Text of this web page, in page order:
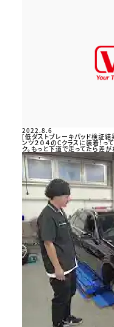
2022.8.6
[低ダストブレーキパッド検証
ンツ２０４のCクラスに装着！
ク。もっと下道で走ってたら差